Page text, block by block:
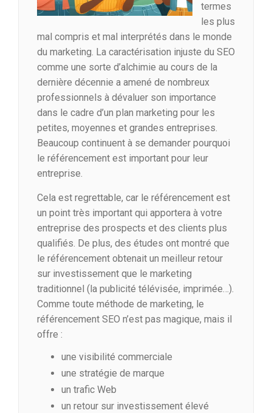
termes
les plus
mal compris et mal interprétés dans le monde
du marketing. La caractérisation injuste du SEO
comme une sorte d’alchimie au cours de la
dernière décennie a amené de nombreux
professionnels à dévaluer son importance
dans le cadre d’un plan marketing pour les
petites, moyennes et grandes entreprises.
Beaucoup continuent à se demander pourquoi
le référencement est important pour leur
entreprise.
Cela est regrettable, car le référencement est
un point très important qui apportera à votre
entreprise des prospects et des clients plus
qualifiés. De plus, des études ont montré que
le référencement obtenait un meilleur retour
sur investissement que le marketing
traditionnel (la publicité télévisée, imprimée…).
Comme toute méthode de marketing, le
référencement SEO n’est pas magique, mais il
offre :
une visibilité commerciale
une stratégie de marque
un trafic Web
un retour sur investissement élevé